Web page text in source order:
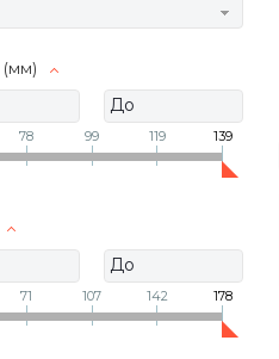
(мм)
78 99 119 139
71 107 142 178